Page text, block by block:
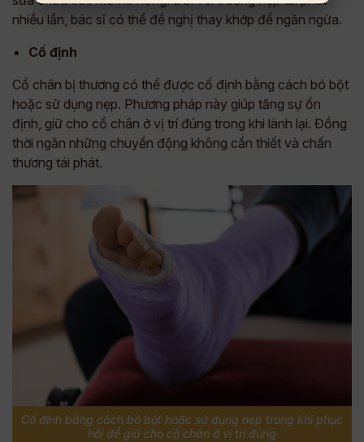
nhiều lần, bác sĩ có thể đề nghị thay khớp để ngăn ngừa.
Cố định
Cổ chân bị thương có thể được cố định bằng cách bó bột
hoặc sử dụng nẹp. Phương pháp này giúp tăng sự ổn
định, giữ cho cổ chân ở vị trí đúng trong khi lành lại. Đồng
thời ngăn những chuyển động không cần thiết và chấn
thương tái phát.
Cố định bằng cách bó bột hoặc sử dụng nẹp trong khi phục
hồi để giữ cho cổ chân ở vị trí đúng